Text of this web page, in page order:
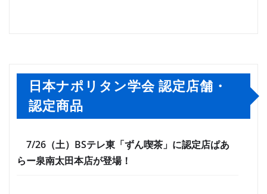
日本ナポリタン学会 認定店舗・
認定商品
7/26（土）BSテレ東「ずん喫茶」に認定店ぱあ
らー泉南太田本店が登場！